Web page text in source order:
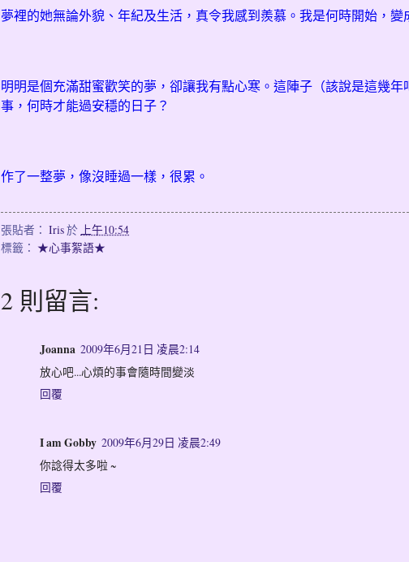
夢裡的她無論外貌、年紀及生活，真令我感到羨慕。我是何時開始，變
明明是個充滿甜蜜歡笑的夢，卻讓我有點心寒。這陣子（該說是這幾年
事，何時才能過安穩的日子？
作了一整夢，像沒睡過一樣，很累。
張貼者： Iris於 上午10:54
標籤： ★心事絮語★
2 則留言:
Joanna 2009年6月21日 凌晨2:14
放心吧...心煩的事會隨時間變淡
回覆
I am Gobby 2009年6月29日 凌晨2:49
你諗得太多啦 ~
回覆